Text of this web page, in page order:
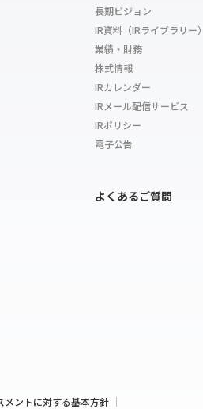
長期ビジョン
IR資料（IRライブラリー）
業績・財務
株式情報
IRカレンダー
IRメール配信サービス
IRポリシー
電子公告
よくあるご質問
メントに対する基本方針